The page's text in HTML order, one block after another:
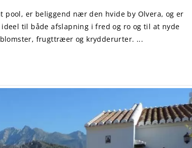
pool, er beliggend nær den hvide by Olvera, og er
til både afslapning i fred og ro og til at nyde
frugttræer og krydderurter. ...